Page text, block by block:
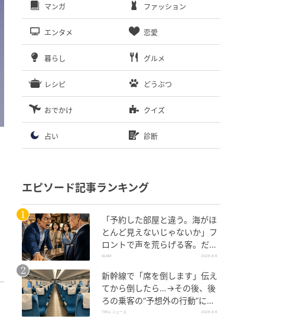
マンガ ファッション
エンタメ 恋愛
暮らし グルメ
レシピ どうぶつ
おでかけ クイズ
占い 診断
エピソード記事ランキング
「予約した部屋と違う。海がほ
とんど見えないじゃないか」フ
ロントで声を荒らげる客。だ
が、支配人が予約記録を示した
GLAM 2026.8.6
新幹線で「席を倒します」伝え
てから倒したら…→その後、後
ろの乗客の“予想外の行動”に
「不快ですぐに立ち去りまし
TRILL ニュース 2026.8.6